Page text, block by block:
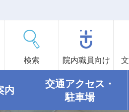
検索 院内職員向け
内
交通アクセス・
駐車場